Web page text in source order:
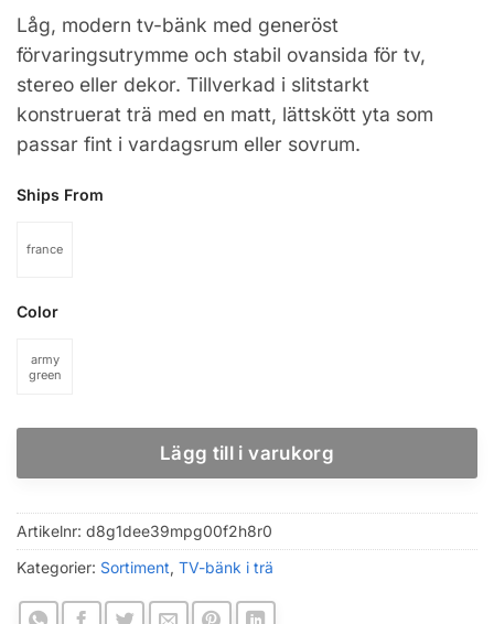
Låg, modern tv-bänk med generöst
förvaringsutrymme och stabil ovansida för tv,
stereo eller dekor. Tillverkad i slitstarkt
konstruerat trä med en matt, lättskött yta som
passar fint i vardagsrum eller sovrum.
Ships From
france
Color
army
green
Lägg till i varukorg
Artikelnr: d8g1dee39mpg00f2h8r0
Kategorier: Sortiment TV-bänk i trä